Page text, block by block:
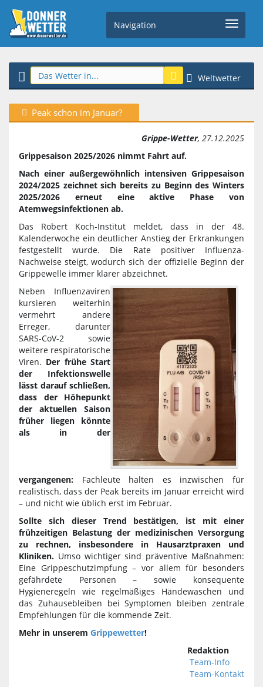
Navigation
Weltwetter
Peak schon im Januar?
Grippe-Wetter, 27.12.2025
Grippesaison 2025/2026 nimmt Fahrt auf.
Nach einer außergewöhnlich intensiven Grippesaison
2024/2025 zeichnet sich bereits zu Beginn des Winters
2025/2026 erneut eine aktive Phase von
Atemwegsinfektionen ab.
Das Robert Koch-Institut meldet, dass in der 48.
Kalenderwoche ein deutlicher Anstieg der Erkrankungen
festgestellt wurde. Die Rate positiver Influenza-
Nachweise steigt, wodurch sich der offizielle Beginn der
Grippewelle immer klarer abzeichnet.
Neben Influenzaviren
kursieren weiterhin
vermehrt andere
Erreger, darunter
SARS-CoV-2 sowie
weitere respiratorische
Viren. Der frühe Start
der Infektionswelle
lässt darauf schließen,
dass der Höhepunkt
der aktuellen Saison
früher liegen könnte
als in der
vergangenen: Fachleute halten es inzwischen für
realistisch, dass der Peak bereits im Januar erreicht wird
– und nicht wie üblich erst im Februar.
Sollte sich dieser Trend bestätigen, ist mit einer
frühzeitigen Belastung der medizinischen Versorgung
zu rechnen, insbesondere in Hausarztpraxen und
Kliniken. Umso wichtiger sind präventive Maßnahmen:
Eine Grippeschutzimpfung – vor allem für besonders
gefährdete Personen – sowie konsequente
Hygieneregeln wie regelmäßiges Händewaschen und
das Zuhausebleiben bei Symptomen bleiben zentrale
Empfehlungen für die kommende Zeit.
Mehr in unserem Grippewetter!
Redaktion
Team-Info
Team-Kontakt